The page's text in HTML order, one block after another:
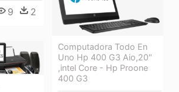
9 2
Computadora Todo En
Uno Hp 400 G3 Aio,20"
,intel Core - Hp Proone
400 G3